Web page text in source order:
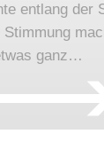
entlang der
ganz…